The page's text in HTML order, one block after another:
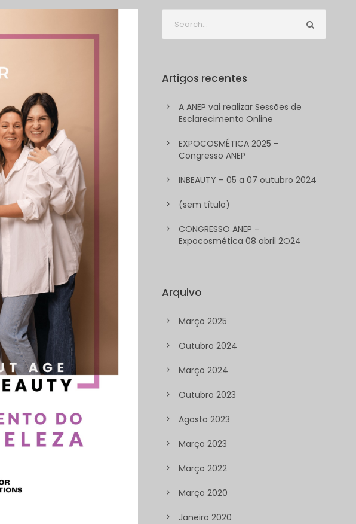
Artigos recentes
A ANEP vai realizar Sessões de
Esclarecimento Online
EXPOCOSMÉTICA 2025 –
Congresso ANEP
INBEAUTY – 05 a 07 outubro 2024
(sem título)
CONGRESSO ANEP –
Expocosmética 08 abril 2O24
Arquivo
Março 2025
Outubro 2024
Março 2024
Outubro 2023
Agosto 2023
Março 2023
Março 2022
Março 2020
Janeiro 2020